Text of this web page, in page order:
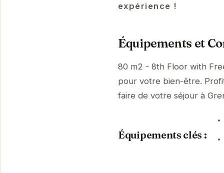
expérience !
Équipements et
80 m2 - 8th Floor with
pour votre bien-être.
faire de votre séjour à
Équipements clés :